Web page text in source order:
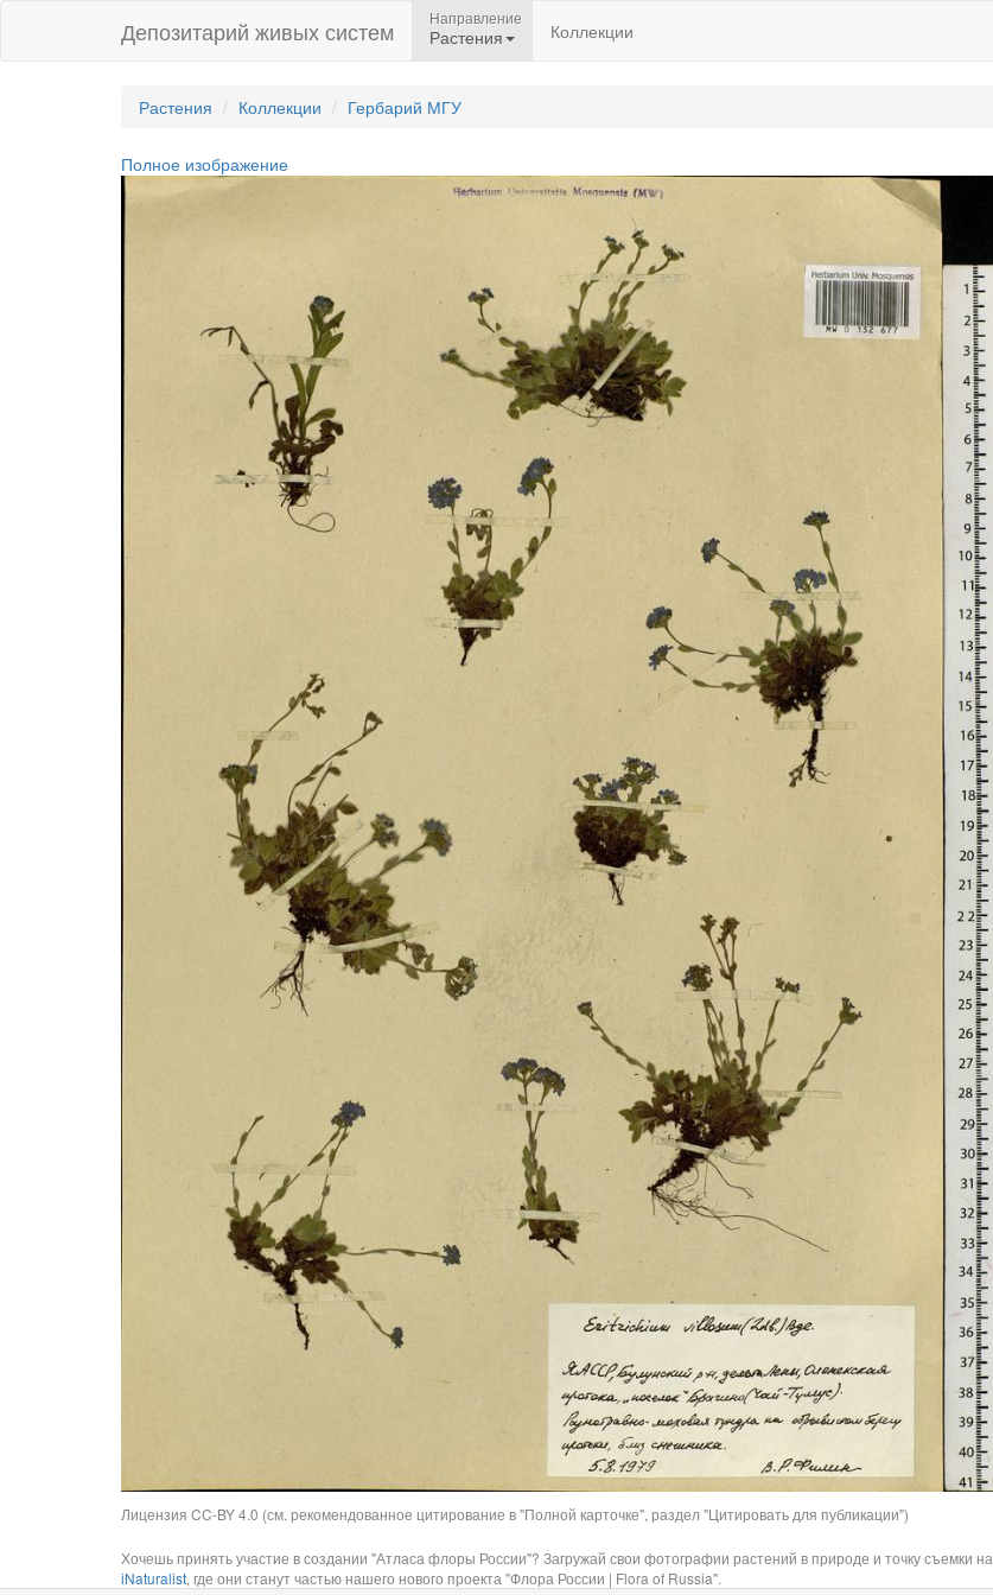
Депозитарий живых систем Направление
Растения Коллекции
Растения Коллекции Гербарий МГУ
Полное изображение
Лицензия CC-BY 4.0 (см. рекомендованное цитирование в "Полной карточке", раздел "Цитировать для публикации")
Хочешь принять участие в создании "Атласа флоры России"? Загружай свои фотографии растений в природе и точку съемки на
iNaturalist, где они станут частью нашего нового проекта "Флора России | Flora of Russia".